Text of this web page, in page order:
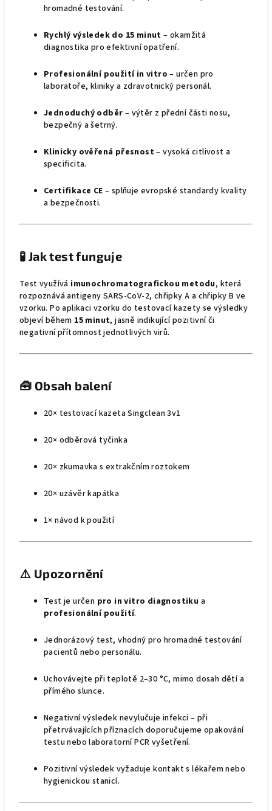
hromadné testování.
Rychlý výsledek do 15 minut – okamžitá
diagnostika pro efektivní opatření.
Profesionální použití in vitro – určen pro
laboratoře, kliniky a zdravotnický personál.
Jednoduchý odběr – výtěr z přední části nosu,
bezpečný a šetrný.
Klinicky ověřená přesnost– vysoká citlivost a
specificita.
Certifikace CE – splňuje evropské standardy kvality
a bezpečnosti.
🧪 Jak test funguje
Test využívá imunochromatografickou metodu, která
rozpoznává antigeny SARS-CoV-2, chřipky A a chřipky B ve
vzorku. Po aplikaci vzorku do testovací kazety se výsledky
objeví během 15 minut, jasně indikující pozitivní či
negativní přítomnost jednotlivých virů.
🧰 Obsah balení
20× testovací kazeta Singclean 3v1
20× odběrová tyčinka
20× zkumavka s extrakčním roztokem
20× uzávěr kapátka
1× návod k použití
⚠️ Upozornění
Test je určen pro in vitro diagnostiku a
profesionální použití.
Jednorázový test, vhodný pro hromadné testování
pacientů nebo personálu.
Uchovávejte při teplotě 2–30 °C, mimo dosah dětí a
přímého slunce.
Negativní výsledek nevylučuje infekci – při
přetrvávajících příznacích doporučujeme opakování
testu nebo laboratorní PCR vyšetření.
Pozitivní výsledek vyžaduje kontakt s lékařem nebo
hygienickou stanicí.